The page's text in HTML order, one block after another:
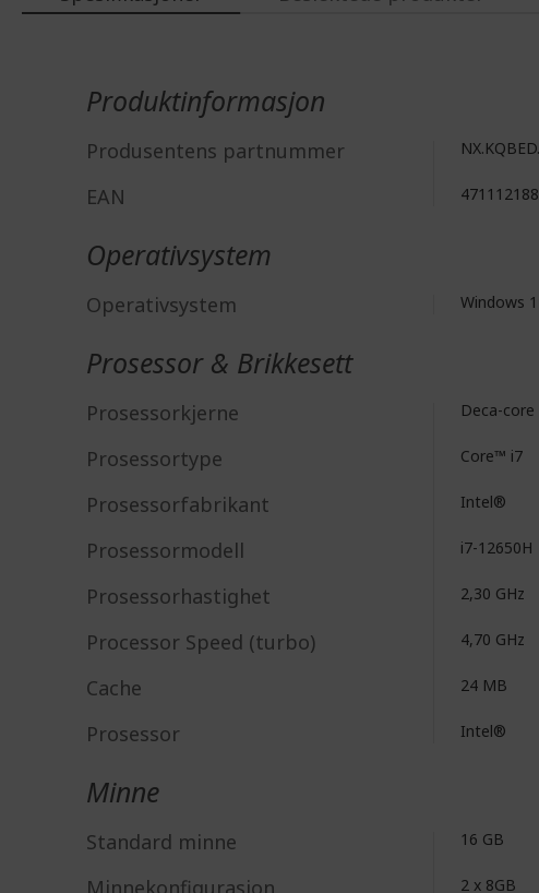
Produktinformasjon
Produsentens partnummer
EAN
Operativsystem
Operativsystem Windows
Prosessor & Brikkesett
Prosessorkjerne Deca-core
Prosessortype Core™ i7
Prosessorfabrikant Intel®
Prosessormodell i7-12650H
Prosessorhastighet 2,30 GHz
Processor Speed (turbo) 4,70 GHz
Cache 24 MB
Prosessor Intel®
Minne
Standard minne 16 GB
Minnekonfigurasjon 2 x 8GB